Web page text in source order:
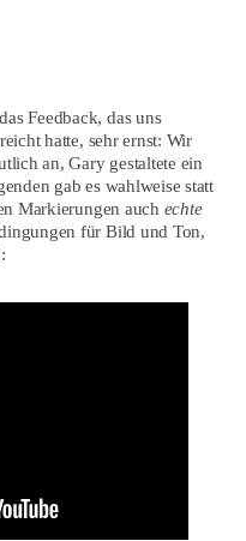
Feedback, das uns
hatte, sehr ernst: Wir
an, Gary gestaltete ein
gab es wahlweise statt
Markierungen auch echte
für Bild und Ton,